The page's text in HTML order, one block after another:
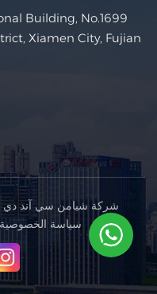
Xiamen City, Fujian
سياسة الخصوصية